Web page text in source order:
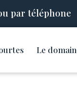
par téléphone
Le